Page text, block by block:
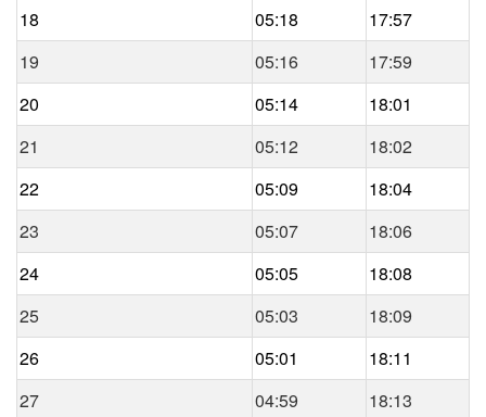
18
05:18
17:57
19
05:16
17:59
20
05:14
18:01
21
05:12
18:02
22
05:09
18:04
23
05:07
18:06
24
05:05
18:08
25
05:03
18:09
26
05:01
18:11
27
04:59
18:13